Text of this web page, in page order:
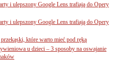
i ulepszony Google Lens trafiają do Opery
i ulepszony Google Lens trafiają do Opery
które warto mieć pod ręką
u dzieci – 3 sposoby na oswajanie